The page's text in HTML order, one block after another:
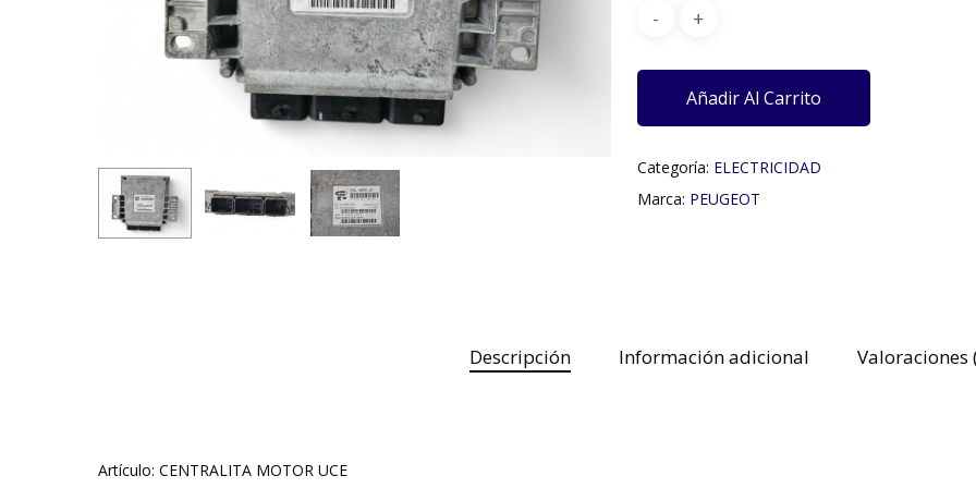
Añadir Al Carrito
Categoría: ELECTRICIDAD
Marca: PEUGEOT
Descripción Información adicional Valoraciones
Artículo: CENTRALITA MOTOR UCE